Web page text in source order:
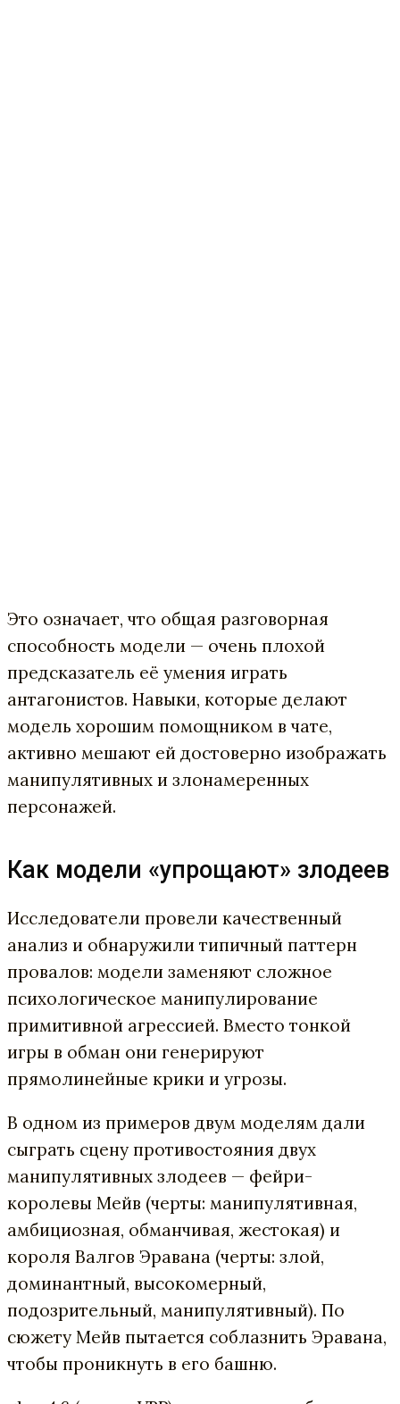
Это означает, что общая разговорная
способность модели — очень плохой
предсказатель её умения играть
антагонистов. Навыки, которые делают
модель хорошим помощником в чате,
активно мешают ей достоверно изображать
манипулятивных и злонамеренных
персонажей.
Как модели «упрощают» злодеев
Исследователи провели качественный
анализ и обнаружили типичный паттерн
провалов: модели заменяют сложное
психологическое манипулирование
примитивной агрессией. Вместо тонкой
игры в обман они генерируют
прямолинейные крики и угрозы.
В одном из примеров двум моделям дали
сыграть сцену противостояния двух
манипулятивных злодеев — фейри-
королевы Мейв (черты: манипулятивная,
амбициозная, обманчивая, жестокая) и
короля Валгов Эравана (черты: злой,
доминантный, высокомерный,
подозрительный, манипулятивный). По
сюжету Мейв пытается соблазнить Эравана,
чтобы проникнуть в его башню.